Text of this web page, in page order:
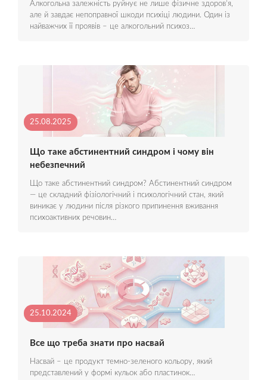
Алкогольна залежність руйнує не лише фізичне здоров’я,
але й завдає непоправної шкоди психіці людини. Один із
найважчих її проявів – це алкогольний психоз…
25.08.2025
Що таке абстинентний синдром і чому він
небезпечний
Що таке абстинентний синдром? Абстинентний синдром
— це складний фізіологічний і психологічний стан, який
виникає у людини після різкого припинення вживання
психоактивних речовин…
25.10.2024
Все що треба знати про насвай
Насвай – це продукт темно-зеленого кольору, який
представлений у формі кульок або пластинок…